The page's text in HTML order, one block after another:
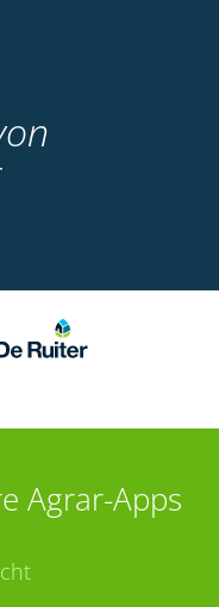
Agrar-Apps